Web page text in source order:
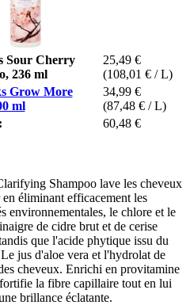
Sour Cherry
236 ml
25,49 €
(108,01 € / L)
Grow More
ml
34,99 €
(87,48 € / L)
60,48 €
Shampoo lave les cheveux
éliminant efficacement les
environnementales, le chlore et le
de cidre brut et de cerise
que l'acide phytique issu du
jus d'aloe vera et l'hydrolat de
cheveux. Enrichi en provitamine
la fibre capillaire tout en lui
brillance éclatante.